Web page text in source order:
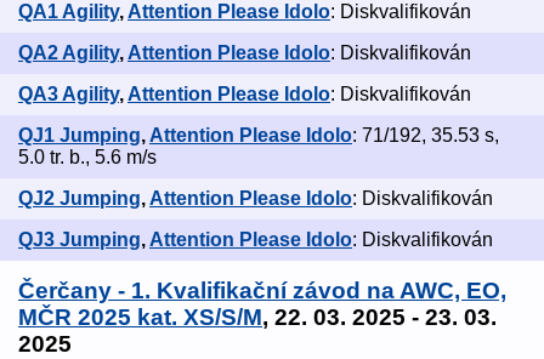
QA1 Agility,Attention Please Idolo: Diskvalifikován
QA2 Agility, Attention Please Idolo: Diskvalifikován
QA3 Agility,Attention Please Idolo: Diskvalifikován
QJ1 Jumping, Attention Please Idolo: 71/192, 35.53 s,
5.0 tr. b., 5.6 m/s
QJ2 Jumping,Attention Please Idolo: Diskvalifikován
QJ3 Jumping, Attention Please Idolo: Diskvalifikován
Čerčany - 1. Kvalifikační závod na AWC, EO,
MČR 2025 kat. XS/S/M, 22. 03. 2025 - 23. 03.
2025